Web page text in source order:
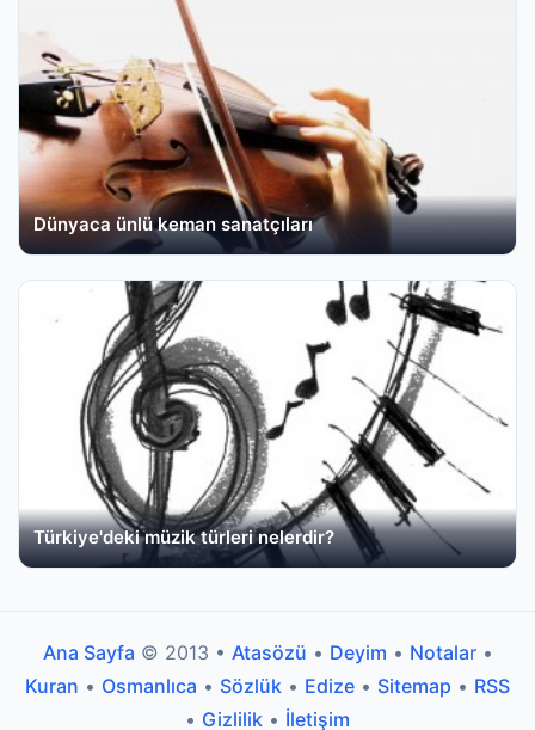
Dünyaca ünlü keman sanatçıları
Türkiye'deki müzik türleri nelerdir?
Ana Sayfa © 2013 • Atasözü • Deyim • Notalar•
Kuran • Osmanlıca • Sözlük • Edize • Sitemap • RSS
• Gizlilik • İletişim